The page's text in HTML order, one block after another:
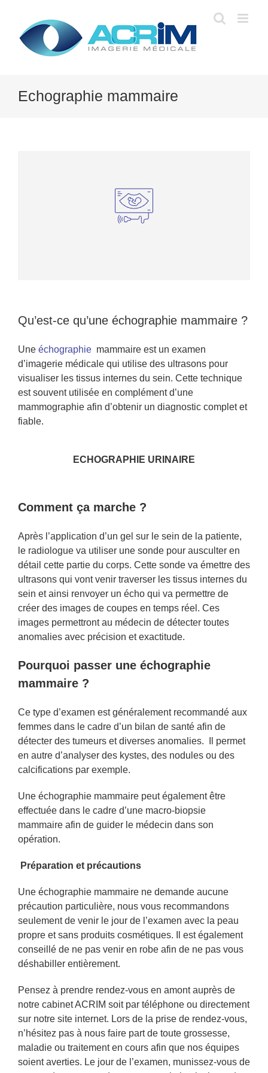
content
Echographie mammaire
Qu’est-ce qu’une échographie mammaire ?
Une échographie mammaire est un examen
d’imagerie médicale qui utilise des ultrasons pour
visualiser les tissus internes du sein. Cette technique
est souvent utilisée en complément d’une
mammographie afin d’obtenir un diagnostic complet et
fiable.
ECHOGRAPHIE URINAIRE
Comment ça marche ?
Après l’application d’un gel sur le sein de la patiente,
le radiologue va utiliser une sonde pour ausculter en
détail cette partie du corps. Cette sonde va émettre des
ultrasons qui vont venir traverser les tissus internes du
sein et ainsi renvoyer un écho qui va permettre de
créer des images de coupes en temps réel. Ces
images permettront au médecin de détecter toutes
anomalies avec précision et exactitude.
Pourquoi passer une échographie
mammaire ?
Ce type d’examen est généralement recommandé aux
femmes dans le cadre d’un bilan de santé afin de
détecter des tumeurs et diverses anomalies. Il permet
en autre d’analyser des kystes, des nodules ou des
calcifications par exemple.
Une échographie mammaire peut également être
effectuée dans le cadre d’une macro-biopsie
mammaire afin de guider le médecin dans son
opération.
Préparation et précautions
Une échographie mammaire ne demande aucune
précaution particulière, nous vous recommandons
seulement de venir le jour de l’examen avec la peau
propre et sans produits cosmétiques. Il est également
conseillé de ne pas venir en robe afin de ne pas vous
déshabiller entièrement.
Pensez à prendre rendez-vous en amont auprès de
notre cabinet ACRIM soit par téléphone ou directement
sur notre site internet. Lors de la prise de rendez-vous,
n’hésitez pas à nous faire part de toute grossesse,
maladie ou traitement en cours afin que nos équipes
soient averties. Le jour de l’examen, munissez-vous de